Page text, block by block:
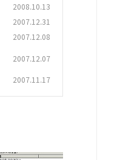
2008.10.13
2007.12.31
2007.12.08
2007.12.07
2007.11.17